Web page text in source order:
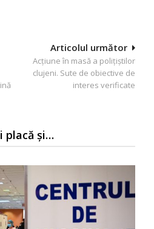
Articolul următor
Acțiune în masă a polițiștilor
clujeni. Sute de obiective de
interes verificate
placă și…